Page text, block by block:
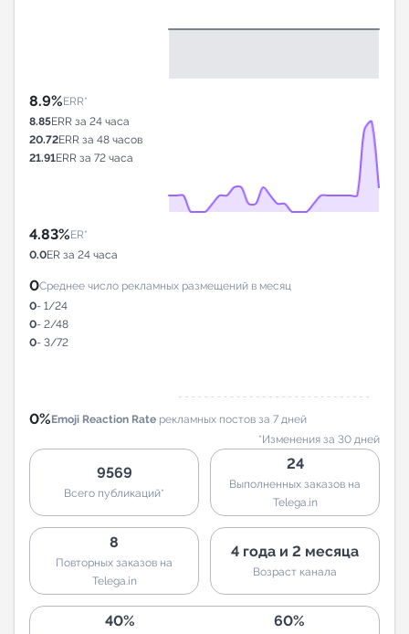
8.9%ERR*
8.85ERR за 24 часа
20.72ERR за 48 часов
21.91ERR за 72 часа
4.83%ER*
0.0ER за 24 часа
0Среднее число рекламных размещений в месяц
0- 1/24
0- 2/48
0- 3/72
0%Emoji Reaction Rate рекламных постов за 7 дней
*Изменения за 30 дней
9569
Всего публикаций*
24
Выполненных заказов на
Telega.in
8
Повторных заказов на
Telega.in
4 года и 2 месяца
Возраст канала
40% 60%